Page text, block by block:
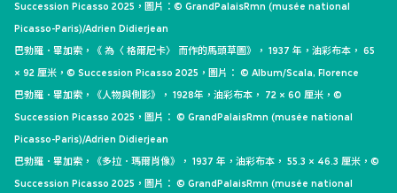
Succession Picasso 2025，圖片：© GrandPalaisRmn (musée national
Picasso-Paris)/Adrien Didierjean
巴勃羅．畢加索，《 為〈 格爾尼卡〉 而作的馬頭草圖》， 1937 年，油彩布本， 65
× 92 厘米，© Succession Picasso 2025，圖片： © Album/Scala, Florence
巴勃羅．畢加索，《人物與側影》， 1928年，油彩布本， 72 × 60 厘米，©
Succession Picasso 2025，圖片： © GrandPalaisRmn (musée national
Picasso-Paris)/Adrien Didierjean
巴勃羅．畢加索，《多拉．瑪爾肖像》， 1937 年，油彩布本， 55.3 × 46.3 厘米，©
Succession Picasso 2025，圖片： © GrandPalaisRmn (musée national